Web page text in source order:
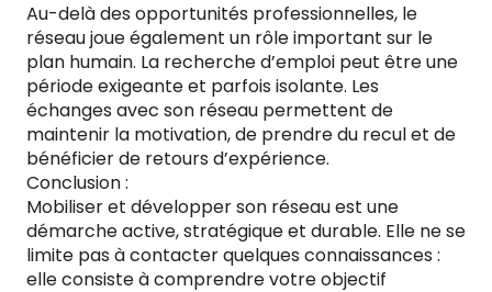
Au-delà des opportunités professionnelles, le
réseau joue également un rôle important sur le
plan humain. La recherche d’emploi peut être une
période exigeante et parfois isolante. Les
échanges avec son réseau permettent de
maintenir la motivation, de prendre du recul et de
bénéficier de retours d’expérience.
Conclusion :
Mobiliser et développer son réseau est une
démarche active, stratégique et durable. Elle ne se
limite pas à contacter quelques connaissances :
elle consiste à comprendre votre objectif